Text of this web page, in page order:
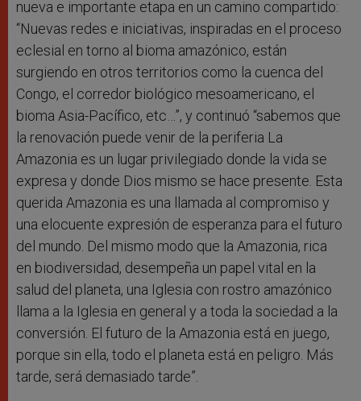
nueva e importante etapa en un camino compartido:
“Nuevas redes e iniciativas, inspiradas en el proceso
eclesial en torno al bioma amazónico, están
surgiendo en otros territorios como la cuenca del
Congo, el corredor biológico mesoamericano, el
bioma Asia-Pacífico, etc…”, y continuó “sabemos que
la renovación puede venir de la periferia La
Amazonia es un lugar privilegiado donde la vida se
expresa y donde Dios mismo se hace presente. Esta
querida Amazonia es una llamada al compromiso y
una elocuente expresión de esperanza para el futuro
del mundo. Del mismo modo que la Amazonia, rica
en biodiversidad, desempeña un papel vital en la
salud del planeta, una Iglesia con rostro amazónico
llama a la Iglesia en general y a toda la sociedad a la
conversión. El futuro de la Amazonia está en juego,
porque sin ella, todo el planeta está en peligro. Más
tarde, será demasiado tarde”.